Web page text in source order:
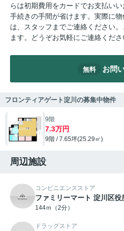
らは初期費用をカードでお支払い
手続きの手間が省けます。実際に
は、スタッフまでご連絡ください
ます。どうぞお気軽にご連絡くださ
無料 お問
フロンティアゲート淀川の募集中物件
9階
7.3万円
9階 / 7.65坪(25.29㎡)
周辺施設
コンビニエンスストア
ファミリーマート 淀川区役
144ｍ（2分）
ドラッグストア